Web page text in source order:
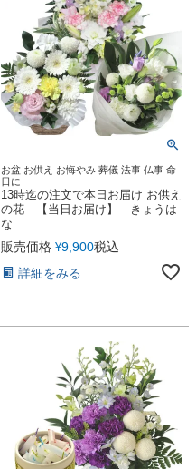
お盆 お供え お悔やみ 葬儀 法事 仏事 命
日に
13時迄の注文で本日お届け お供え
の花 【当日お届け】 きょうは
な
販売価格 ¥9,900税込
詳細をみる